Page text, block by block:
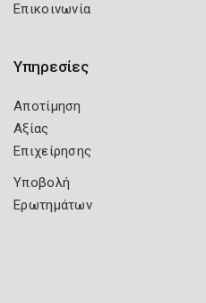
Επικοινωνία
Υπηρεσίες
Αποτίμηση
Αξίας
Επιχείρησης
Υποβολή
Ερωτημάτων